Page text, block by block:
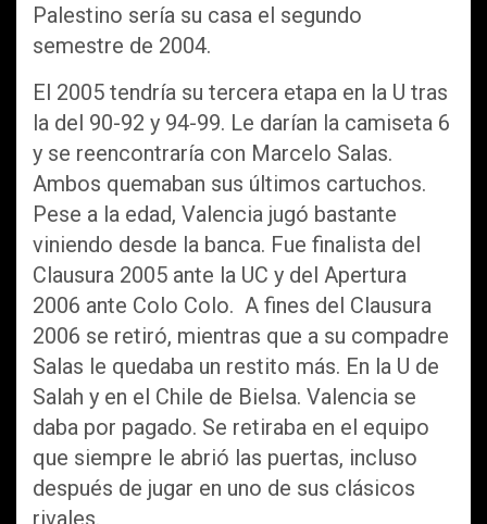
Palestino sería su casa el segundo
semestre de 2004.
El 2005 tendría su tercera etapa en la U tras
la del 90-92 y 94-99. Le darían la camiseta 6
y se reencontraría con Marcelo Salas.
Ambos quemaban sus últimos cartuchos.
Pese a la edad, Valencia jugó bastante
viniendo desde la banca. Fue finalista del
Clausura 2005 ante la UC y del Apertura
2006 ante Colo Colo. A fines del Clausura
2006 se retiró, mientras que a su compadre
Salas le quedaba un restito más. En la U de
Salah y en el Chile de Bielsa. Valencia se
daba por pagado. Se retiraba en el equipo
que siempre le abrió las puertas, incluso
después de jugar en uno de sus clásicos
rivales.